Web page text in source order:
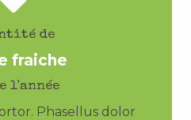
de
fraiche
l'année
Phasellus dolor